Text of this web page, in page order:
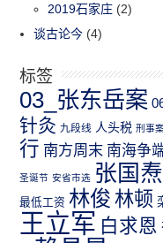
2019石家庄 (2)
谈古论今 (4)
标签
03_张东岳案
针灸 九段线 人头税 刑事
行 南方周末 南海争
圣诞节 安省市选 张国焘
最低工资 林俊 林顿
王立军 白求恩